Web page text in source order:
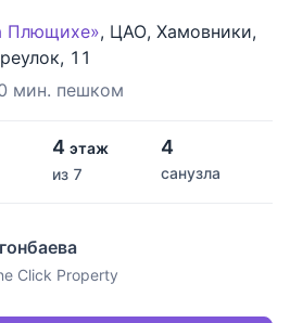
Плющихе», ЦАО, Хамовники,
, 11
мин. пешком
4 этаж
из 7
4
санузла
Click Property